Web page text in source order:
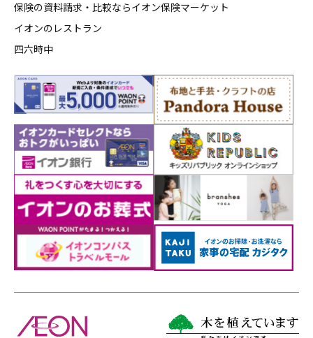
保険の資料請求・比較ならイオン保険マーケット
イオンのレストラン
四六時中